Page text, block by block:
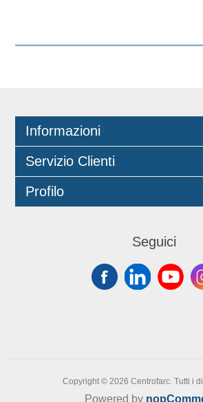
(EU)No 10/2011.
Informazioni
Servizio Clienti
Profilo
Seguici
Copyright © 2026 Centrofarc. Tutti i
Powered by